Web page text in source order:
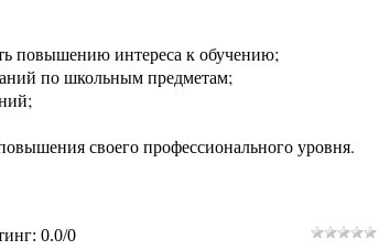
повышению интереса к обучению;
по школьным предметам;
своего профессионального уровня.
: 0.0/0